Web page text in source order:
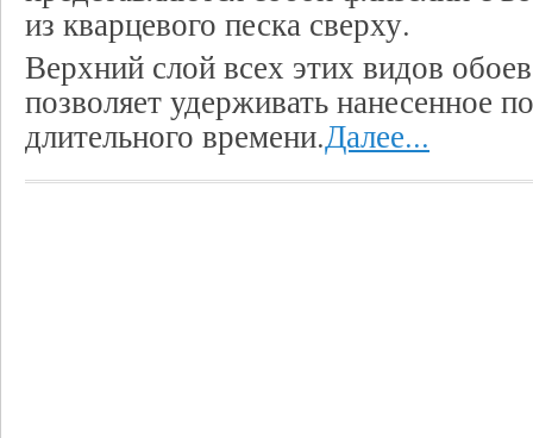
из кварцевого песка сверху.
Верхний слой всех этих видов
позволяет удерживать нанесенное
длительного времени.Далее...